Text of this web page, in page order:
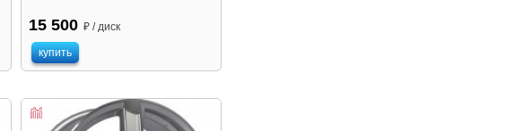
15 500 ₽ / диск
купить